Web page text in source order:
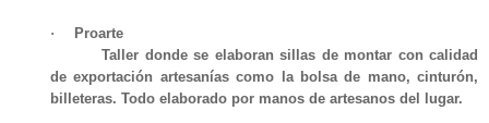
·
Proarte
Taller donde se elaboran sillas de montar con calidad
de exportación artesanías como la bolsa de mano, cinturón,
billeteras. Todo elaborado por manos de artesanos del lugar.